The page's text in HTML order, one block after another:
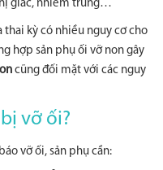
giác, nhiễm trùng…
thai kỳ có nhiều nguy cơ cho
hợp sản phụ ối vỡ non gây
cũng đối mặt với các nguy
vỡ ối?
vỡ ối, sản phụ cần: